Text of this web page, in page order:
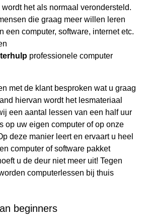
het als normaal verondersteld.
die graag meer willen leren
een computer, software, internet etc.
professionele computer
met de klant besproken wat u graag
hiervan wordt het lesmateriaal
een aantal lessen van een half uur
op uw eigen computer of op onze
deze manier leert en ervaart u heel
computer of software pakket
u de deur niet meer uit! Tegen
computerlessen bij thuis
beginners